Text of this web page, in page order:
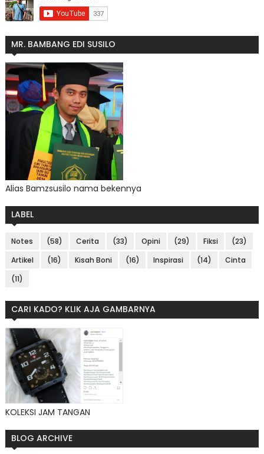
MR. BAMBANG EDI SUSILO
Alias Bamzsusilo nama bekennya
LABEL
Notes (58) Cerita (33) Opini (29) Fiksi
(23)
Artikel
(16) Kisah Boni (16) Inspirasi (14)
Cinta
(11)
CARI KADO? KLIK AJA GAMBARNYA
KOLEKSI JAM TANGAN
BLOG ARCHIVE